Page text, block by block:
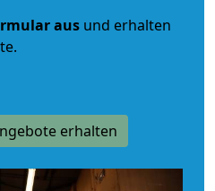
aus und erhalten
erhalten